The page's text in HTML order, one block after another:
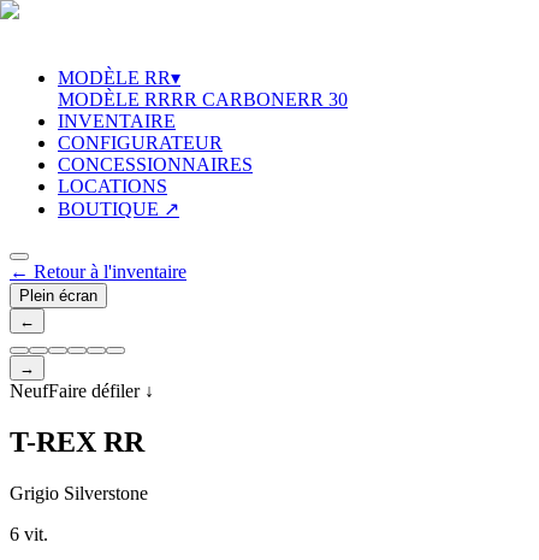
MODÈLE RR▾
MODÈLE RRRR CARBONERR 30
INVENTAIRE
CONFIGURATEUR
CONCESSIONNAIRES
LOCATIONS
BOUTIQUE ↗
← Retour à l'inventaire
Plein écran
←
→
NeufFaire défiler↓
T-REX RR
Grigio Silverstone
6 vit.